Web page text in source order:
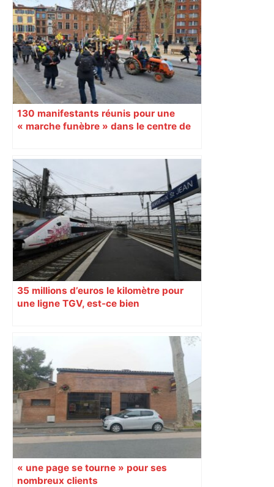
130 manifestants réunis pour une
« marche funèbre » dans le centre de
35 millions d’euros le kilomètre pour
une ligne TGV, est-ce bien
« une page se tourne » pour ses
nombreux clients